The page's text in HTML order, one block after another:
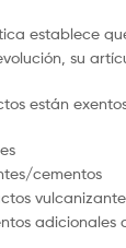
establece
su
están
cementos
adicionales